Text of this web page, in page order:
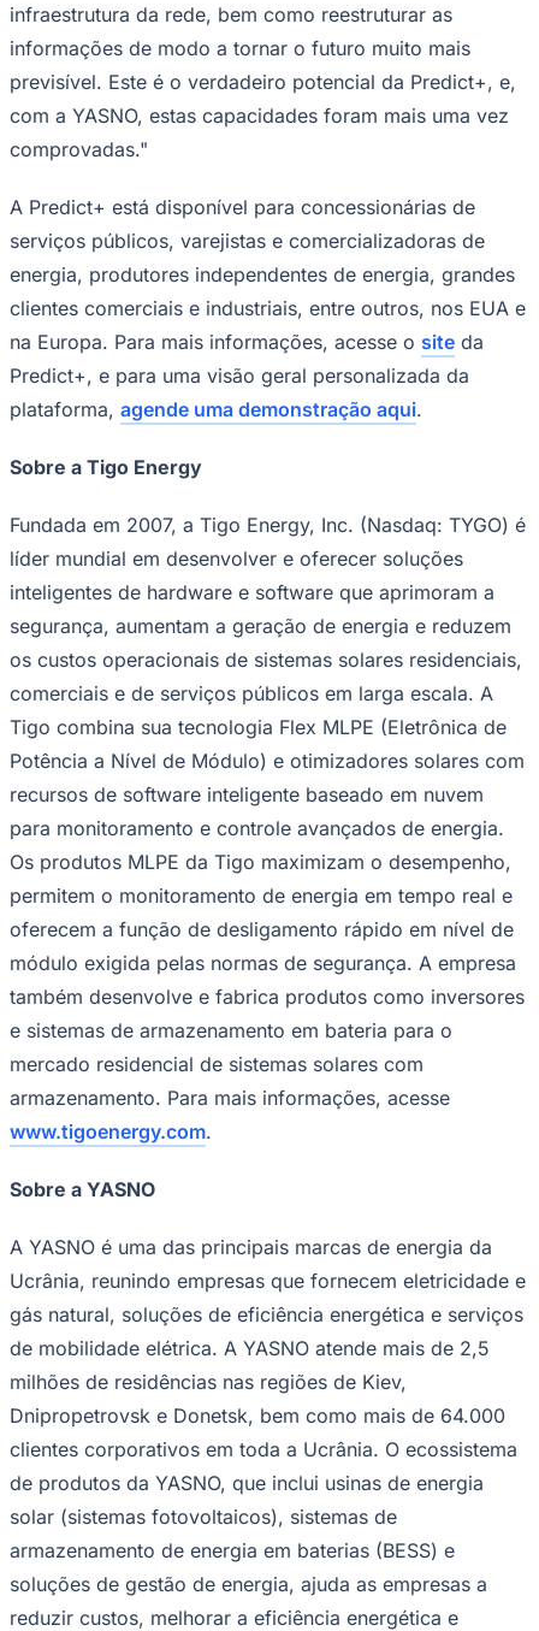
São Paulo
infraestrutura da rede, bem como reestruturar as
informações de modo a tornar o futuro muito mais
previsível. Este é o verdadeiro potencial da Predict+, e,
com a YASNO, estas capacidades foram mais uma vez
comprovadas."
A Predict+ está disponível para concessionárias de
serviços públicos, varejistas e comercializadoras de
energia, produtores independentes de energia, grandes
clientes comerciais e industriais, entre outros, nos EUA e
na Europa. Para mais informações, acesse o site da
Predict+, e para uma visão geral personalizada da
plataforma, agende uma demonstração aqui.
Sobre a Tigo Energy
Fundada em 2007, a Tigo Energy, Inc. (Nasdaq: TYGO) é
líder mundial em desenvolver e oferecer soluções
inteligentes de hardware e software que aprimoram a
segurança, aumentam a geração de energia e reduzem
os custos operacionais de sistemas solares residenciais,
comerciais e de serviços públicos em larga escala. A
Tigo combina sua tecnologia Flex MLPE (Eletrônica de
Potência a Nível de Módulo) e otimizadores solares com
recursos de software inteligente baseado em nuvem
para monitoramento e controle avançados de energia.
Os produtos MLPE da Tigo maximizam o desempenho,
permitem o monitoramento de energia em tempo real e
oferecem a função de desligamento rápido em nível de
módulo exigida pelas normas de segurança. A empresa
também desenvolve e fabrica produtos como inversores
e sistemas de armazenamento em bateria para o
mercado residencial de sistemas solares com
armazenamento. Para mais informações, acesse
www.tigoenergy.com.
Sobre a YASNO
A YASNO é uma das principais marcas de energia da
Ucrânia, reunindo empresas que fornecem eletricidade e
gás natural, soluções de eficiência energética e serviços
de mobilidade elétrica. A YASNO atende mais de 2,5
milhões de residências nas regiões de Kiev,
Dnipropetrovsk e Donetsk, bem como mais de 64.000
clientes corporativos em toda a Ucrânia. O ecossistema
de produtos da YASNO, que inclui usinas de energia
solar (sistemas fotovoltaicos), sistemas de
armazenamento de energia em baterias (BESS) e
soluções de gestão de energia, ajuda as empresas a
reduzir custos, melhorar a eficiência energética e